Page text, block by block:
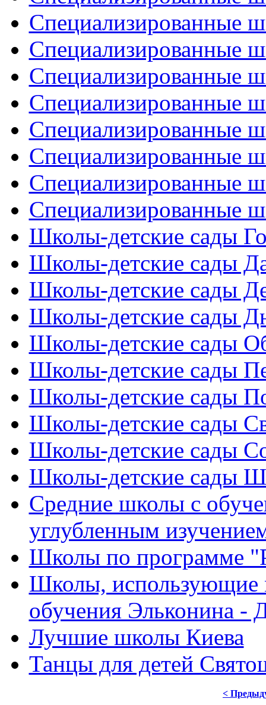
Специализированные
Специализированные
Специализированные
Специализированные
Специализированные
Специализированные
Специализированные
Специализированные
Школы-детские сады
Школы-детские сады
Школы-детские сады
Школы-детские сады
Школы-детские сады
Школы-детские сады
Школы-детские сады
Школы-детские сады
Школы-детские сады
Школы-детские сады
Средние школы с
углубленным
Школы по программе
Школы, использующие
обучения Эльконина -
Лучшие школы Киева
Танцы для детей
<